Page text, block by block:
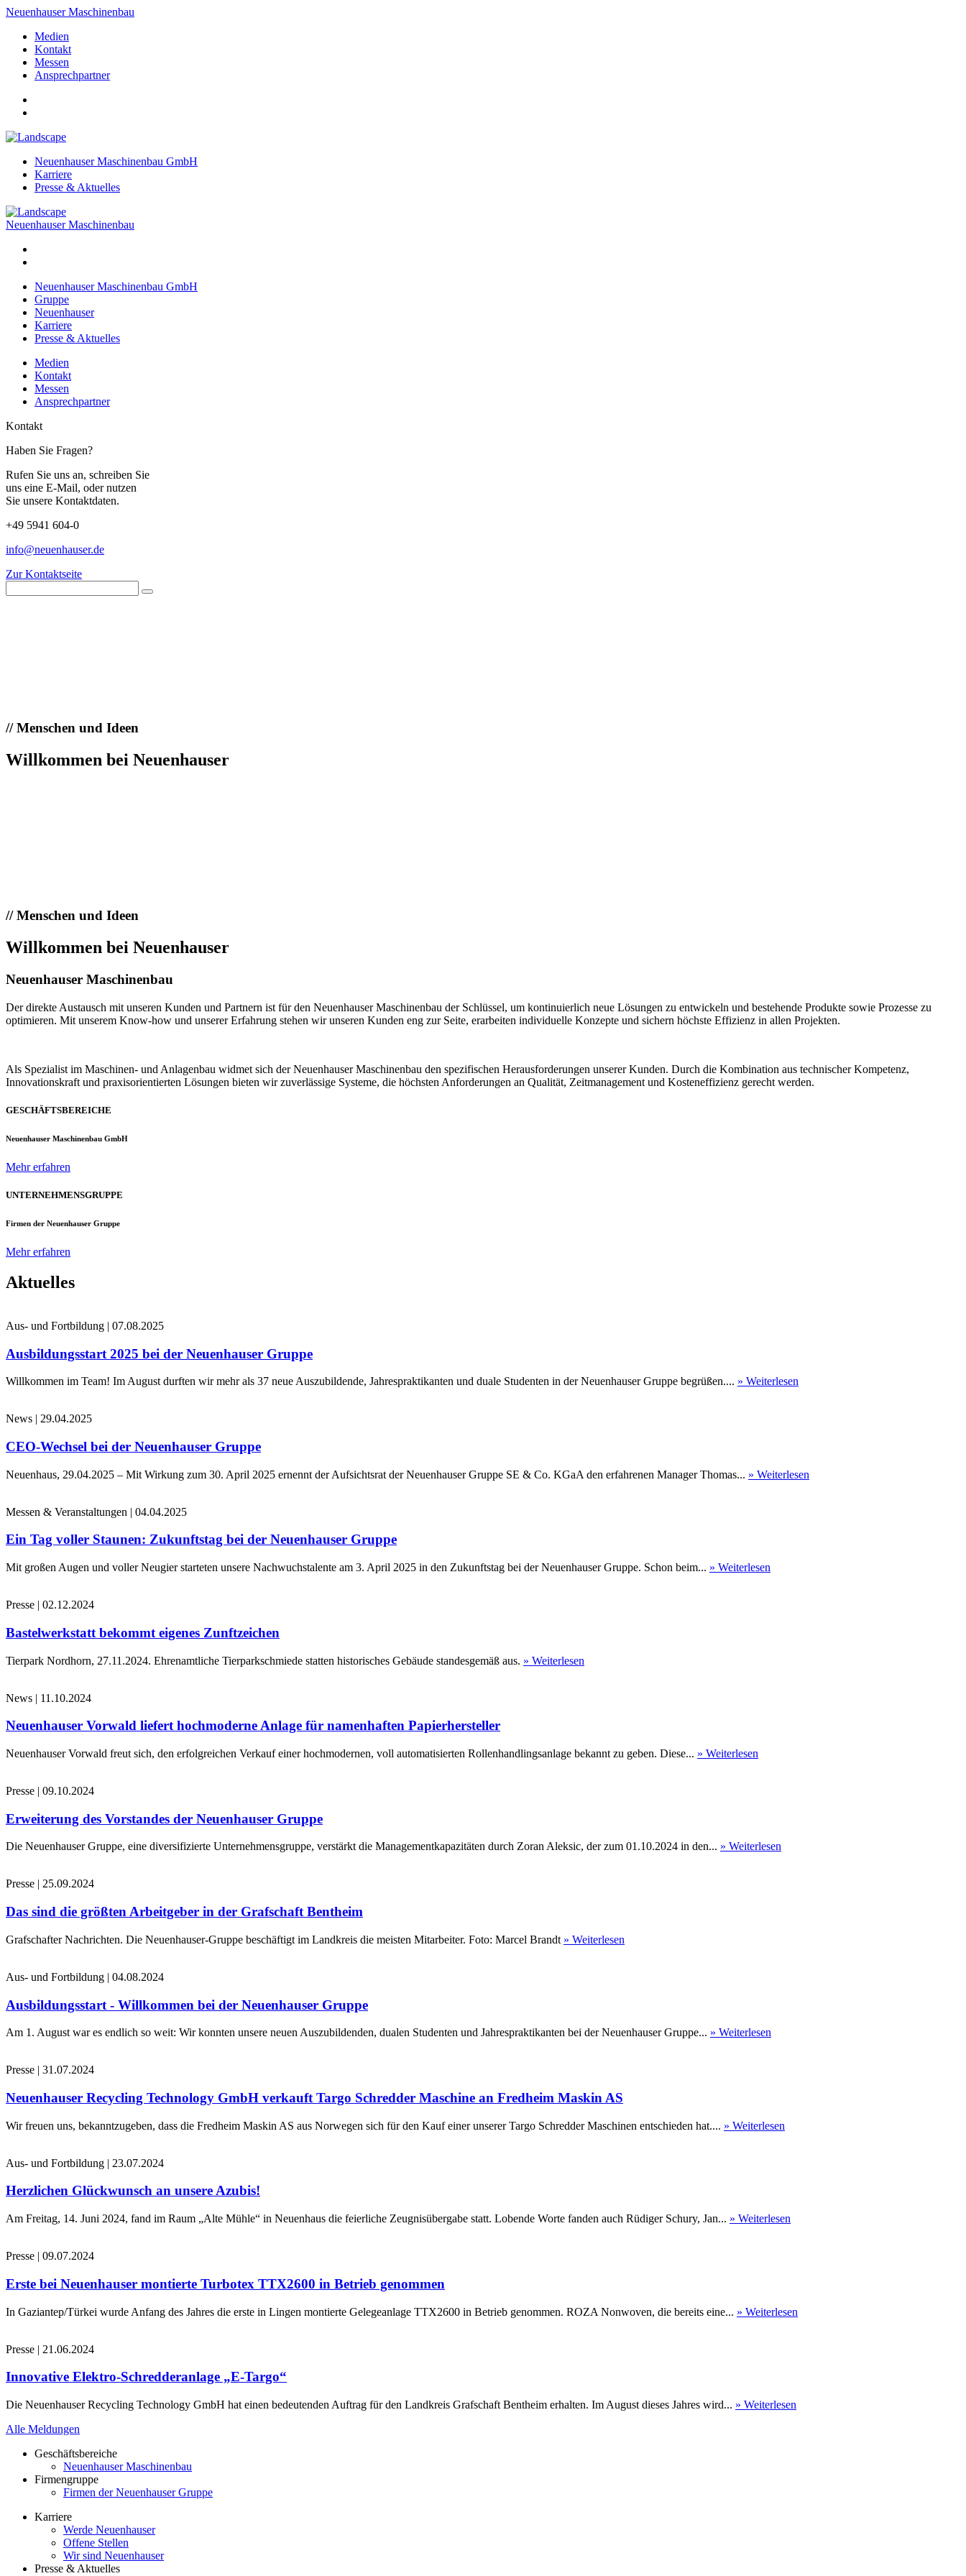
Neuenhauser Maschinenbau
Medien
Kontakt
Messen
Ansprechpartner
Neuenhauser Maschinenbau GmbH
Karriere
Presse & Aktuelles
Neuenhauser Maschinenbau
Neuenhauser Maschinenbau GmbH
Gruppe
Neuenhauser
Karriere
Presse & Aktuelles
Medien
Kontakt
Messen
Ansprechpartner
Kontakt
Haben Sie Fragen?
Rufen Sie uns an, schreiben Sie
uns eine E-Mail, oder nutzen
Sie unsere Kontaktdaten.
+49 5941 604-0
info@neuenhauser.de
Zur Kontaktseite
//Menschen und Ideen
Willkommen bei Neuenhauser
//Menschen und Ideen
Willkommen bei Neuenhauser
Neuenhauser Maschinenbau
Der direkte Austausch mit unseren Kunden und Partnern ist für den Neuenhauser Maschinenbau der Schlüssel, um kontinuierlich neue Lösungen zu entwickeln und bestehende Produkte sowie Prozesse zu
optimieren. Mit unserem Know-how und unserer Erfahrung stehen wir unseren Kunden eng zur Seite, erarbeiten individuelle Konzepte und sichern höchste Effizienz in allen Projekten.
Als Spezialist im Maschinen- und Anlagenbau widmet sich der Neuenhauser Maschinenbau den spezifischen Herausforderungen unserer Kunden. Durch die Kombination aus technischer Kompetenz,
Innovationskraft und praxisorientierten Lösungen bieten wir zuverlässige Systeme, die höchsten Anforderungen an Qualität, Zeitmanagement und Kosteneffizienz gerecht werden.
GESCHÄFTSBEREICHE
Neuenhauser Maschinenbau GmbH
Mehr erfahren
UNTERNEHMENSGRUPPE
Firmen der Neuenhauser Gruppe
Mehr erfahren
Aktuelles
Aus- und Fortbildung | 07.08.2025
Ausbildungsstart 2025 bei der Neuenhauser Gruppe
Willkommen im Team! Im August durften wir mehr als 37 neue Auszubildende, Jahrespraktikanten und duale Studenten in der Neuenhauser Gruppe begrüßen.... » Weiterlesen
News | 29.04.2025
CEO-Wechsel bei der Neuenhauser Gruppe
Neuenhaus, 29.04.2025 – Mit Wirkung zum 30. April 2025 ernennt der Aufsichtsrat der Neuenhauser Gruppe SE & Co. KGaA den erfahrenen Manager Thomas... » Weiterlesen
Messen & Veranstaltungen | 04.04.2025
Ein Tag voller Staunen: Zukunftstag bei der Neuenhauser Gruppe
Mit großen Augen und voller Neugier starteten unsere Nachwuchstalente am 3. April 2025 in den Zukunftstag bei der Neuenhauser Gruppe. Schon beim... » Weiterlesen
Presse | 02.12.2024
Bastelwerkstatt bekommt eigenes Zunftzeichen
Tierpark Nordhorn, 27.11.2024. Ehrenamtliche Tierparkschmiede statten historisches Gebäude standesgemäß aus. » Weiterlesen
News | 11.10.2024
Neuenhauser Vorwald liefert hochmoderne Anlage für namenhaften Papierhersteller
Neuenhauser Vorwald freut sich, den erfolgreichen Verkauf einer hochmodernen, voll automatisierten Rollenhandlingsanlage bekannt zu geben. Diese... » Weiterlesen
Presse | 09.10.2024
Erweiterung des Vorstandes der Neuenhauser Gruppe
Die Neuenhauser Gruppe, eine diversifizierte Unternehmensgruppe, verstärkt die Managementkapazitäten durch Zoran Aleksic, der zum 01.10.2024 in den... » Weiterlesen
Presse | 25.09.2024
Das sind die größten Arbeitgeber in der Grafschaft Bentheim
Grafschafter Nachrichten. Die Neuenhauser-Gruppe beschäftigt im Landkreis die meisten Mitarbeiter. Foto: Marcel Brandt » Weiterlesen
Aus- und Fortbildung | 04.08.2024
Ausbildungsstart - Willkommen bei der Neuenhauser Gruppe
Am 1. August war es endlich so weit: Wir konnten unsere neuen Auszubildenden, dualen Studenten und Jahrespraktikanten bei der Neuenhauser Gruppe... » Weiterlesen
Presse | 31.07.2024
Neuenhauser Recycling Technology GmbH verkauft Targo Schredder Maschine an Fredheim Maskin AS
Wir freuen uns, bekanntzugeben, dass die Fredheim Maskin AS aus Norwegen sich für den Kauf einer unserer Targo Schredder Maschinen entschieden hat.... » Weiterlesen
Aus- und Fortbildung | 23.07.2024
Herzlichen Glückwunsch an unsere Azubis!
Am Freitag, 14. Juni 2024, fand im Raum „Alte Mühle“ in Neuenhaus die feierliche Zeugnisübergabe statt. Lobende Worte fanden auch Rüdiger Schury, Jan... » Weiterlesen
Presse | 09.07.2024
Erste bei Neuenhauser montierte Turbotex TTX2600 in Betrieb genommen
In Gaziantep/Türkei wurde Anfang des Jahres die erste in Lingen montierte Gelegeanlage TTX2600 in Betrieb genommen. ROZA Nonwoven, die bereits eine... » Weiterlesen
Presse | 21.06.2024
Innovative Elektro-Schredderanlage „E-Targo“
Die Neuenhauser Recycling Technology GmbH hat einen bedeutenden Auftrag für den Landkreis Grafschaft Bentheim erhalten. Im August dieses Jahres wird... » Weiterlesen
Alle Meldungen
Geschäftsbereiche
Neuenhauser Maschinenbau
Firmengruppe
Firmen der Neuenhauser Gruppe
Karriere
Werde Neuenhauser
Offene Stellen
Wir sind Neuenhauser
Presse & Aktuelles